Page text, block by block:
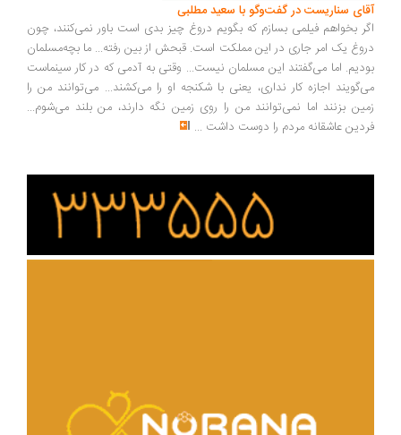
سناریست در گفت‌وگو با سعید مطلبی
بخواهم فیلمی بسازم که بگویم دروغ چیز بدی است باور نمی‌کنند، چون
یک امر جاری در این مملکت است. قبحش از بین رفته... ما بچه‌مسلمان
اما می‌گفتند این مسلمان نیست... وقتی به آدمی که در کار سینماست
اجازه کار نداری، یعنی با شکنجه او را می‌کشند... می‌توانند من را
بزنند اما نمی‌توانند من را روی زمین نگه دارند، من بلند می‌شوم...
عاشقانه مردم را دوست داشت ...